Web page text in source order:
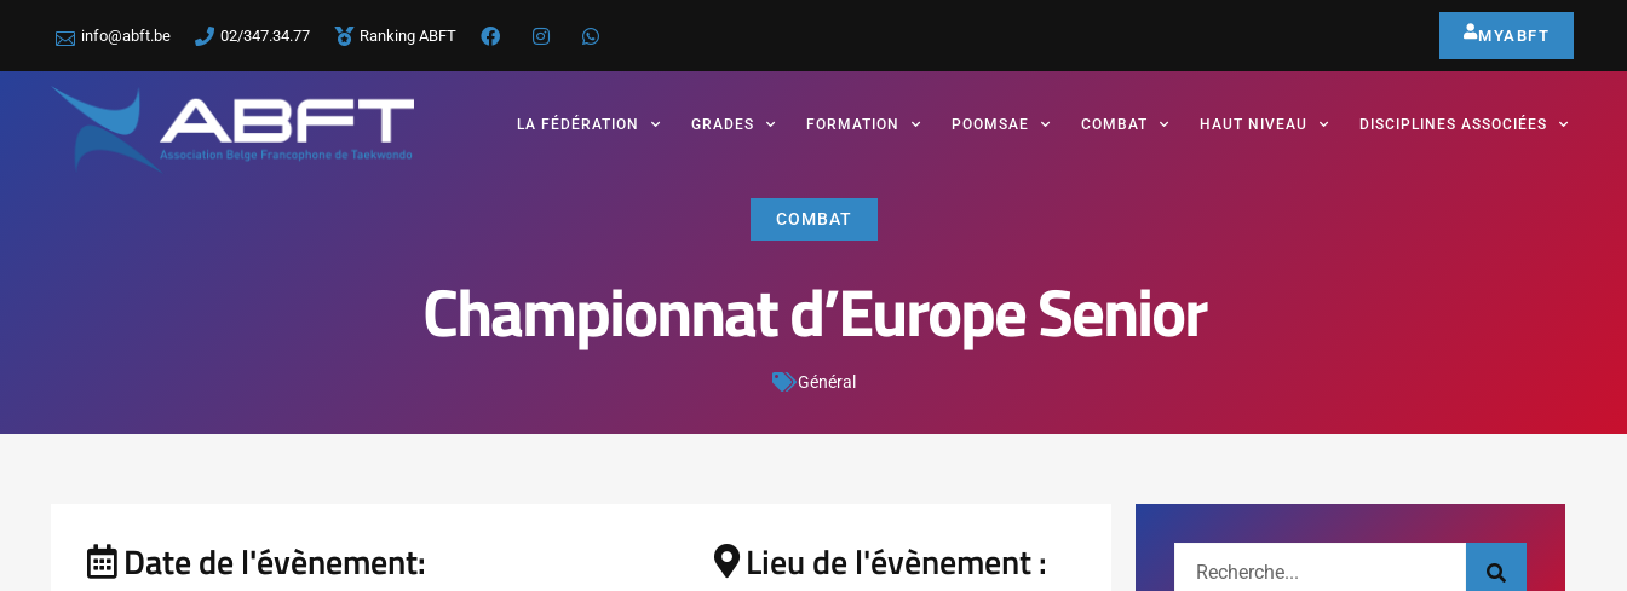
info@abft.be 02/347.34.77 Ranking ABFT MYABFT
LA FÉDÉRATION GRADES FORMATION POOMSAE COMBAT HAUT NIVEAU DISCIPLINES ASSOCIÉES
COMBAT
Championnat d’Europe Senior
Général
Date de l'évènement: Lieu de l'évènement :